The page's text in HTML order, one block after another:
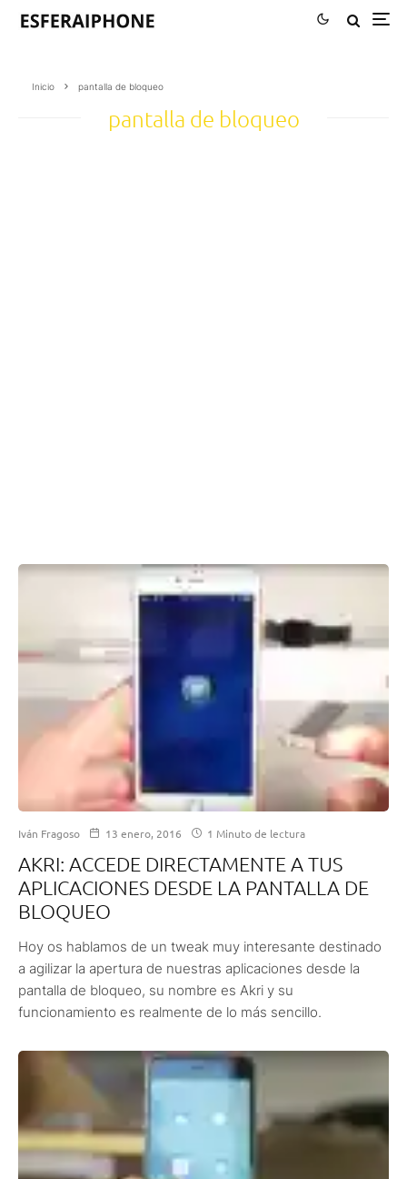
Inicio pantalla de bloqueo
pantalla de bloqueo
Iván Fragoso 13 enero, 2016 1 Minuto de lectura
AKRI: ACCEDE DIRECTAMENTE A TUS
APLICACIONES DESDE LA PANTALLA DE
BLOQUEO
Hoy os hablamos de un tweak muy interesante destinado
a agilizar la apertura de nuestras aplicaciones desde la
pantalla de bloqueo, su nombre es Akri y su
funcionamiento es realmente de lo más sencillo.